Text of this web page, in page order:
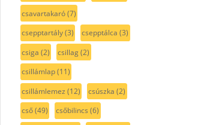
csavartakaró(7)
csepptartály(3) csepptálca (3)
csiga (2) csillag(2)
csillámlap(11)
csillámlemez (12) csúszka (2)
cső(49) csőbilincs (6)